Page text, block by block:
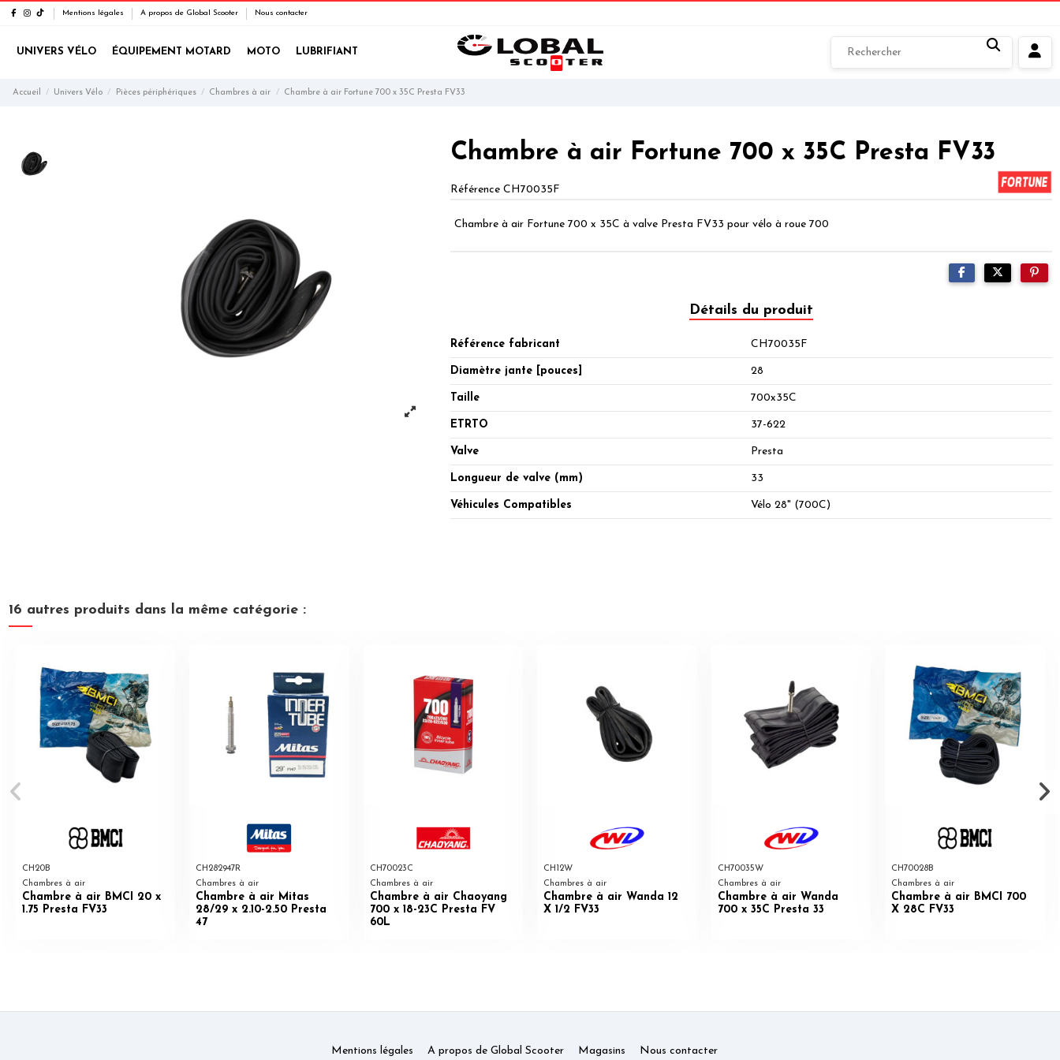
Mentions légales A propos de Global Scooter Nous contacter
UNIVERS VÉLO ÉQUIPEMENT MOTARD MOTO LUBRIFIANT
Accueil Univers Vélo Pièces périphériques Chambres à air Chambre à air Fortune 700 x 35C Presta FV33
Chambre à air Fortune 700 x 35C Presta FV33
Référence CH70035F
Chambre à air Fortune 700 x 35C à valve Presta FV33 pour vélo à roue 700
Détails du produit
Référence fabricant CH70035F
Diamètre jante [pouces] 28
Taille 700x35C
ETRTO 37-622
Valve Presta
Longueur de valve (mm) 33
Véhicules Compatibles Vélo 28" (700C)
16 autres produits dans la même catégorie :
CH20B
Chambres à air
Chambre à air BMCI 20 x
1.75 Presta FV33
CH282947R
Chambres à air
Chambre à air Mitas
28/29 x 2.10-2.50 Presta
47
CH70023C
Chambres à air
Chambre à air Chaoyang
700 x 18-23C Presta FV
60L
CH12W
Chambres à air
Chambre à air Wanda 12
X 1/2 FV33
CH70035W
Chambres à air
Chambre à air Wanda
700 x 35C Presta 33
CH70028B
Chambres à air
Chambre à air BMCI 700
X 28C FV33
Mentions légales A propos de Global Scooter Magasins Nous contacter